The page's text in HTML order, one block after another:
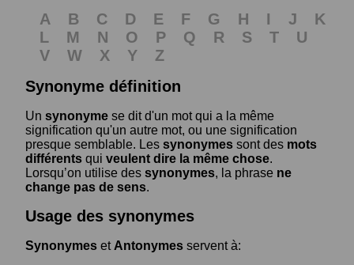
A B C D E F G H I J
K
L
M N O P Q R S T
U
V
W X Y
Z
Synonyme définition
Un synonyme se dit d'un mot qui a la même
signification qu'un autre mot, ou une signification
presque semblable. Les synonymes sont des mots
différents qui veulent dire la même chose.
Lorsqu’on utilise des synonymes, la phrase ne
change pas de sens.
Usage des synonymes
Synonymes et Antonymes servent à: